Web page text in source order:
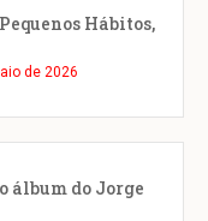
Hábitos,
de 2026
álbum do Jorge